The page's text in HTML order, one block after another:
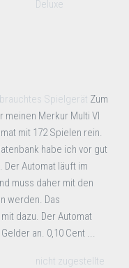
Deluxe
Spielgerät Zum
Merkur Multi VI
mit 172 Spielen rein.
habe ich vor gut
Der Automat läuft im
muss daher mit den
werden. Das
dazu. Der Automat
an. 0,10 Cent ...
nicht zugestellte